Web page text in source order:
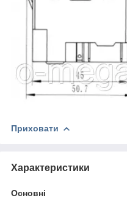
Приховати
Характеристики
Основні